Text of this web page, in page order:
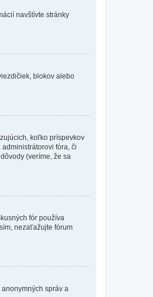
navštívte stránky
blokov alebo
koľko príspevkov
fóra, či
(veríme, že sa
fór používa
nezaťažujte fórum
správ a